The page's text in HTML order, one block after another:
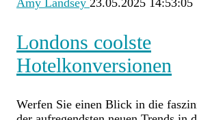
Londons coolste
Hotelkonversionen
Werfen Sie einen Blick in die